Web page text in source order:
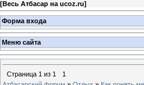
[Весь Атбасар на ucoz.ru]
Форма входа
Меню сайта
Страница 1 из 1
1